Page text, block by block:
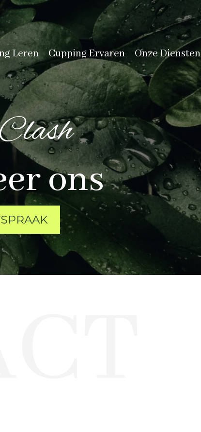
Leren Cupping Ervaren Onze Diensten
ons